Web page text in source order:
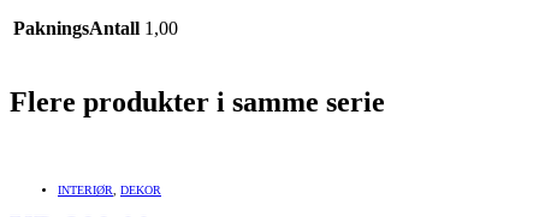
PakningsAntall 1,00
Flere produkter i samme serie
INTERIØR DEKOR